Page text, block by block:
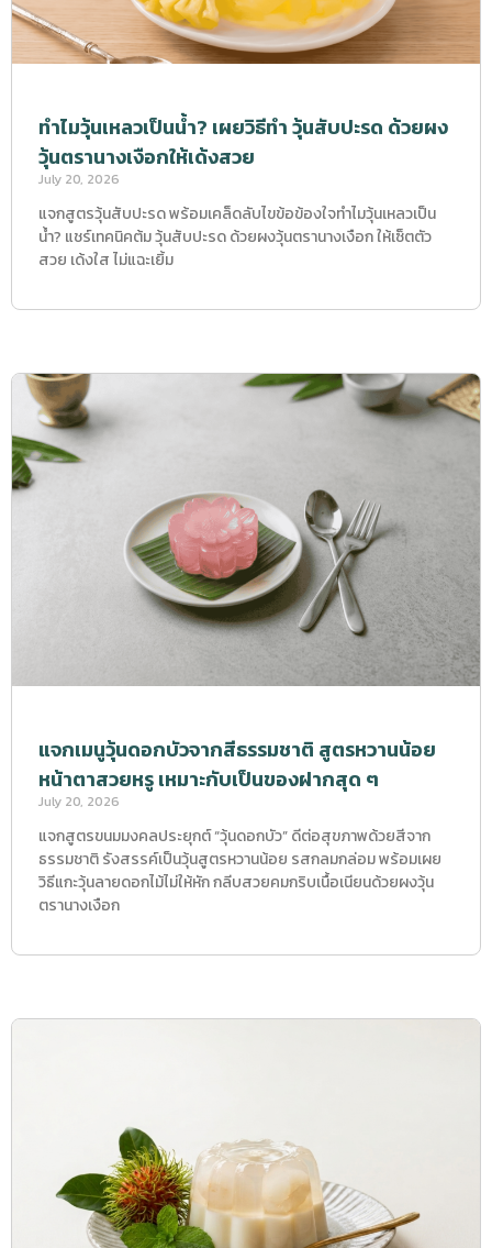
ทำไมวุ้นเหลวเป็นน้ำ? เผยวิธีทำ วุ้นสับปะรด ด้วยผง
วุ้นตรานางเงือกให้เด้งสวย
July 20, 2026
แจกสูตรวุ้นสับปะรด พร้อมเคล็ดลับไขข้อข้องใจทำไมวุ้นเหลวเป็น
น้ำ? แชร์เทคนิคต้ม วุ้นสับปะรด ด้วยผงวุ้นตรานางเงือก ให้เซ็ตตัว
สวย เด้งใส ไม่แฉะเยิ้ม
แจกเมนูวุ้นดอกบัวจากสีธรรมชาติ สูตรหวานน้อย
หน้าตาสวยหรู เหมาะกับเป็นของฝากสุด ๆ
July 20, 2026
แจกสูตรขนมมงคลประยุกต์ “วุ้นดอกบัว” ดีต่อสุขภาพด้วยสีจาก
ธรรมชาติ รังสรรค์เป็นวุ้นสูตรหวานน้อย รสกลมกล่อม พร้อมเผย
วิธีแกะวุ้นลายดอกไม้ไม่ให้หัก กลีบสวยคมกริบเนื้อเนียนด้วยผงวุ้น
ตรานางเงือก